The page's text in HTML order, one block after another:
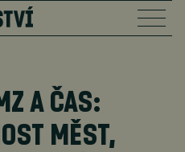
A ČAS:
MĚST,